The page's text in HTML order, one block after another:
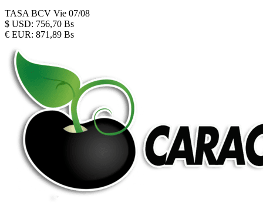
TASA BCV Vie 07/08
$ USD: 756,70 Bs
€ EUR: 871,89 Bs